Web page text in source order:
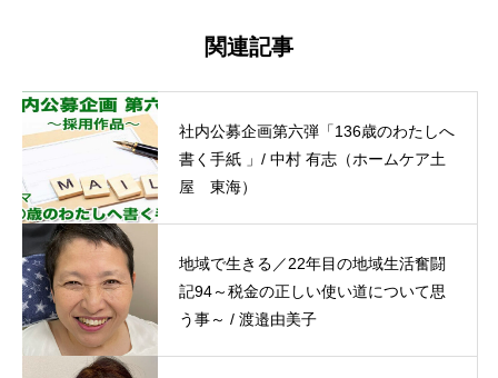
関連記事
社内公募企画第六弾「136歳のわたしへ
書く手紙 」/ 中村 有志（ホームケア土
屋 東海）
地域で生きる／22年目の地域生活奮闘
記94～税金の正しい使い道について思
う事～ / 渡邉由美子